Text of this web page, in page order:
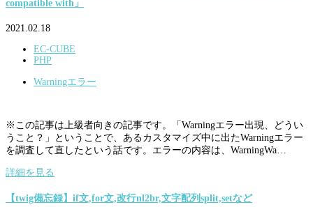
compatible with」
2021.02.18
EC-CUBE
PHP
Warningエラー
※この記事は上級者向きの記事です。「Warningエラー出現、どうい
うこと？」ということで、あるカスタマイズ中に出たWarningエラー
を調査して直したという話です。エラーの内容は、WarningWa…
詳細を見る
【twig備忘録】if文,for文,改行nl2br,文字配列split,setなど